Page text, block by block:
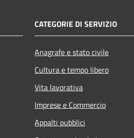
CATEGORIE DI SERVIZIO
Anagrafe e stato civile
Cultura e tempo libero
Vita lavorativa
Imprese e Commercio
Appalti pubblici